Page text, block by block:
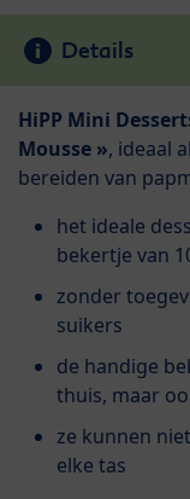
Details
HiPP Mini
Mousse », ideaal
bereiden van
het ideale
bekertje van
zonder
suikers
de handige
thuis, maar
ze kunnen
elke tas